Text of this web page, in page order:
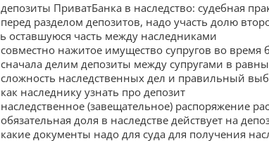
депозиты ПриватБанка в наследство: судебная
перед разделом депозитов, надо участь долю
оставшуюся часть между наследниками
совместно нажитое имущество супругов во время
сначала делим депозиты между супругами в
сложность наследственных дел и правильный
как наследнику узнать про депозит
наследственное (завещательное) распоряжение
обязательная доля в наследстве действует на
какие документы надо для суда для получения